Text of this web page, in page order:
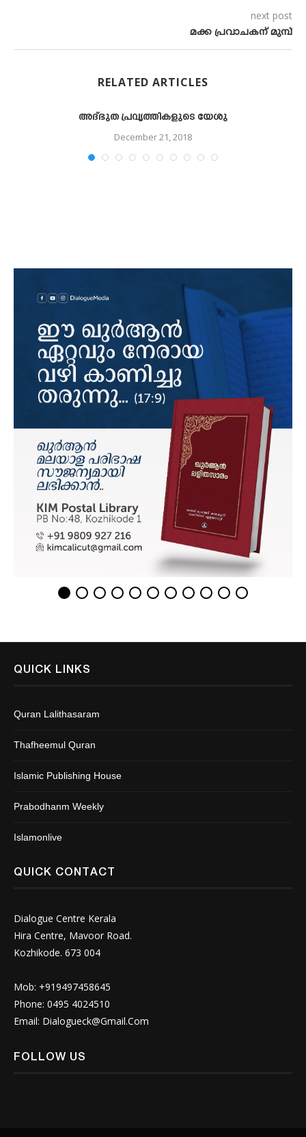
next post
മക്ക പ്രവാചകന് മുമ്പ്
RELATED ARTICLES
അദ്ഭുത പ്രവൃത്തികളുടെ യേശു
December 21, 2018
QUICK LINKS
Quran Lalithasaram
Thafheemul Quran
Islamic Publishing House
Prabodhanm Weekly
Islamonlive
QUICK CONTACT
Dialogue Centre Kerala
Hira Centre, Mavoor Road.
Kozhikode. 673 004
Mob: +919497458645
Phone: 0495 4024510
Email: Dialogueck@Gmail.Com
FOLLOW US